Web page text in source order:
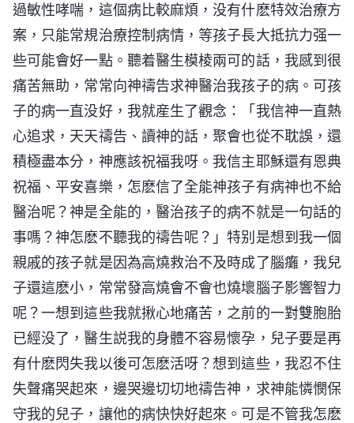
過敏性哮喘，這個病比較麻煩，没有什麽特效治療方
案，只能常規治療控制病情，等孩子長大抵抗力强一
些可能會好一點。聽着醫生模棱兩可的話，我感到很
痛苦無助，常常向神禱告求神醫治我孩子的病。可孩
子的病一直没好，我就産生了觀念：「我信神一直熱
心追求，天天禱告、讀神的話，聚會也從不耽誤，還
積極盡本分，神應該祝福我呀。我信主耶穌還有恩典
祝福、平安喜樂，怎麽信了全能神孩子有病神也不給
醫治呢？神是全能的，醫治孩子的病不就是一句話的
事嗎？神怎麽不聽我的禱告呢？」特别是想到我一個
親戚的孩子就是因為高燒救治不及時成了腦癱，我兒
子還這麽小，常常發高燒會不會也燒壞腦子影響智力
呢？一想到這些我就揪心地痛苦，之前的一對雙胞胎
已經没了，醫生説我的身體不容易懷孕，兒子要是再
有什麽閃失我以後可怎麽活呀？想到這些，我忍不住
失聲痛哭起來，邊哭邊切切地禱告神，求神能憐憫保
守我的兒子，讓他的病快快好起來。可是不管我怎麽